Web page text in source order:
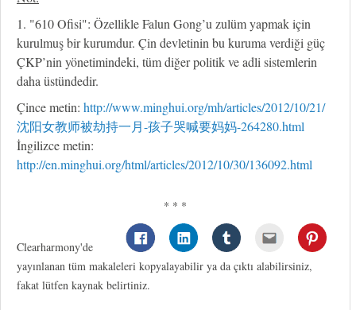
1. "610 Ofisi": Özellikle Falun Gong’u zulüm yapmak için
kurulmuş bir kurumdur. Çin devletinin bu kuruma verdiği güç
ÇKP’nin yönetimindeki, tüm diğer politik ve adli sistemlerin
daha üstündedir.
Çince metin: http://www.minghui.org/mh/articles/2012/10/21/
沈阳女教师被劫持一月-孩子哭喊要妈妈-264280.html
İngilizce metin:
http://en.minghui.org/html/articles/2012/10/30/136092.html
* * *
Clearharmony'de
yayınlanan tüm makaleleri kopyalayabilir ya da çıktı alabilirsiniz,
fakat lütfen kaynak belirtiniz.